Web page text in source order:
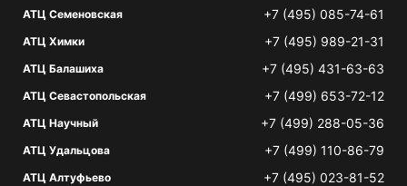
АТЦ Семеновская +7 (495) 085-74-61
АТЦ Химки +7 (495) 989-21-31
АТЦ Балашиха +7 (495) 431-63-63
АТЦ Севастопольская +7 (499) 653-72-12
АТЦ Научный +7 (499) 288-05-36
АТЦ Удальцова +7 (499) 110-86-79
АТЦ Алтуфьево +7 (495) 023-81-52